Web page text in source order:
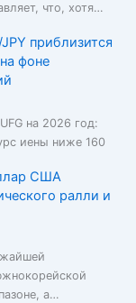
что, хотя…
приблизится
фоне
на 2026 год:
иены ниже 160
США
ралли и
а…